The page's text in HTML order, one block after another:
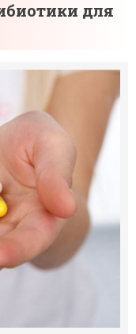
для